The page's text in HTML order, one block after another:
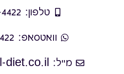
טלפון: 050-880-4422
וואטסאפ: 050-880-4422
מייל: info@michal-diet.co.il